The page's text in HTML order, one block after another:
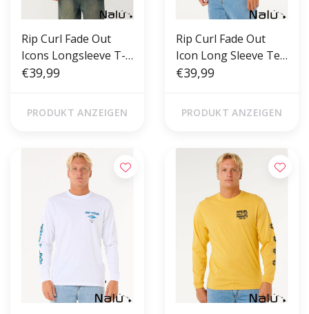
Rip Curl Fade Out
Icons Longsleeve T-
shirt Sage
€39,99
PRODUKT ANZEIGEN
Rip Curl Fade Out
Icon Long Sleeve Tee
Blue Haze
€39,99
PRODUKT ANZEIGEN